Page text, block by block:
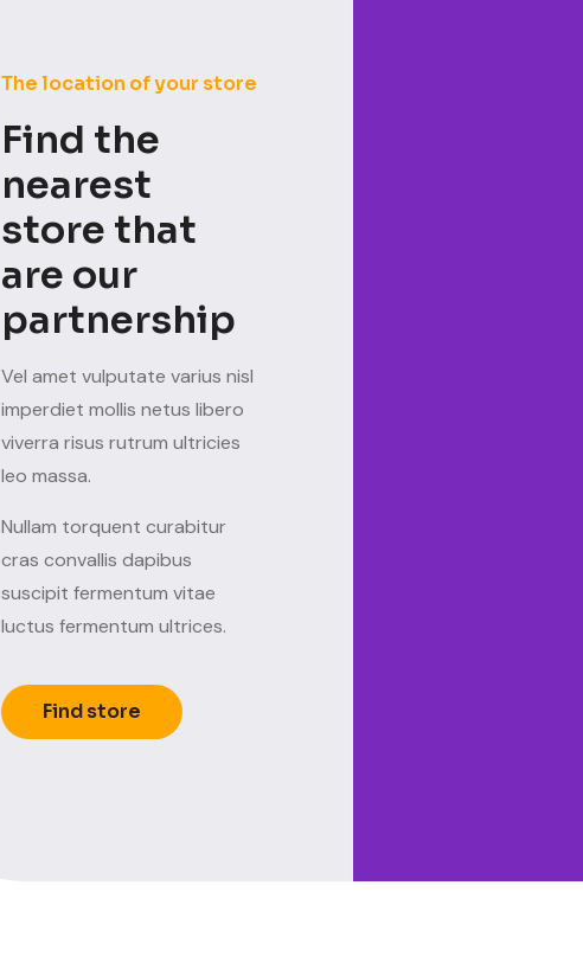
The location of your store
Find the
nearest
store that
are our
partnership
Vel amet vulputate varius nisl
imperdiet mollis netus libero
viverra risus rutrum ultricies
leo massa.
Nullam torquent curabitur
cras convallis dapibus
suscipit fermentum vitae
luctus fermentum ultrices.
Find store